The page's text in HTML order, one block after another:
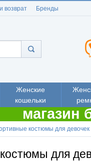
возврат Бренды
Женские
кошельки
магазин
костюмы для девочек
для